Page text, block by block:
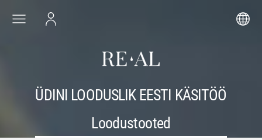
ÜDINI LOODUSLIK EESTI KÄSITÖÖ
Loodustooted